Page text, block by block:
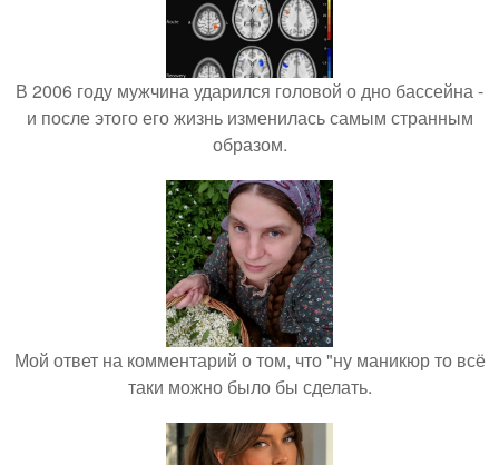
В 2006 году мужчина ударился головой о дно бассейна -
и после этого его жизнь изменилась самым странным
образом.
Мой ответ на комментарий о том, что "ну маникюр то всё
таки можно было бы сделать.